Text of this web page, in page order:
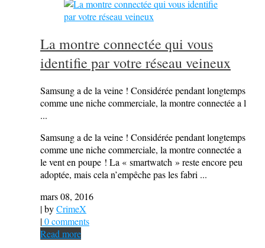
La montre connectée qui vous
identifie par votre réseau veineux
Samsung a de la veine ! Considérée pendant longtemps
comme une niche commerciale, la montre connectée a l
...
Samsung a de la veine ! Considérée pendant longtemps
comme une niche commerciale, la montre connectée a
le vent en poupe ! La « smartwatch » reste encore peu
adoptée, mais cela n’empêche pas les fabri ...
mars 08, 2016
| byCrimeX
|0 comments
Read more